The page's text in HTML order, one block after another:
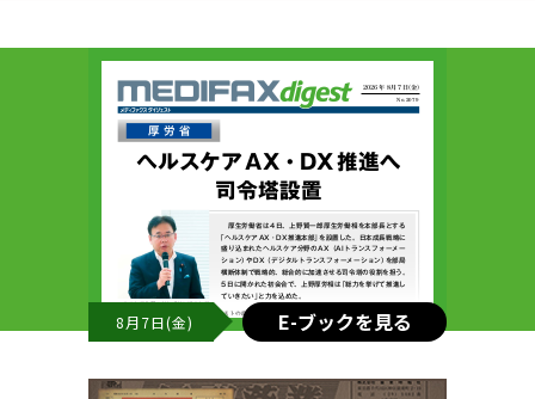
8月7日(金) E-ブックを見る